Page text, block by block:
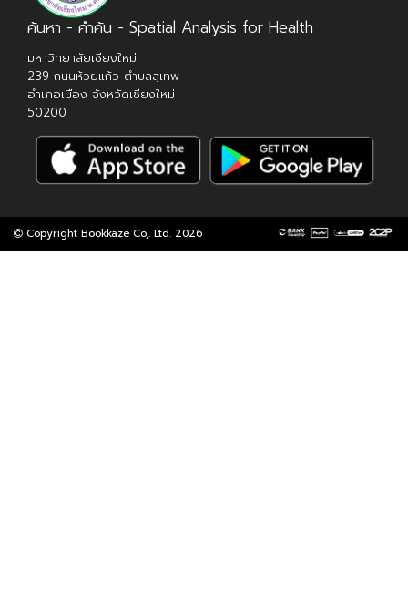
ค้นหา - คำค้น - Spatial Analysis for Health
มหาวิทยาลัยเชียงใหม่
239 ถนนห้วยแก้ว ตำบลสุเทพ
อำเภอเมือง จังหวัดเชียงใหม่
50200
Copyright Bookkaze Co,. Ltd. 2026